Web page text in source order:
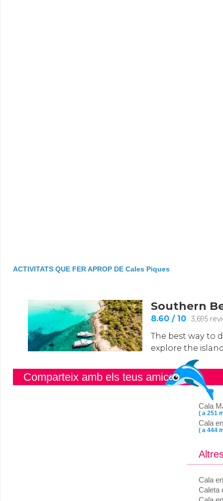
ACTIVITATS QUE FER APROP DE Cales Piques
Comparteix amb els teus amics
Cala
( a 251
Cala
( a 444
Cala
Caleta